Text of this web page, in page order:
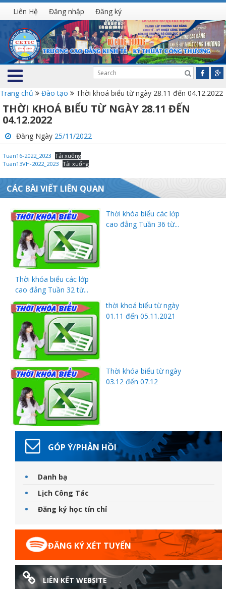
bồi
Liên Hệ Đăng nhập Đăng ký
Trang chủ Đào tạo Thời khoá biểu từ ngày 28.11 đến 04.12.2022
THỜI KHOÁ BIỂU TỪ NGÀY 28.11 ĐẾN
04.12.2022
Đăng Ngày 25/11/2022
Tuan16-2022_2023 Tải xuống
Tuan13VH-2022_2023 Tải xuống
CÁC BÀI VIẾT LIÊN QUAN
Thời khóa biểu các lớp
cao đẳng Tuần 36 từ...
Thời khóa biểu các lớp
cao đẳng Tuần 32 từ...
thời khoá biểu từ ngày
01.11 đến 05.11.2021
Thời khóa biểu từ ngày
03.12 đến 07.12
GÓP Ý/PHẢN HỒI
Danh bạ
Lịch Công Tác
Đăng ký học tín chỉ
ĐĂNG KÝ XÉT TUYỂN
LIÊN KẾT WEBSITE